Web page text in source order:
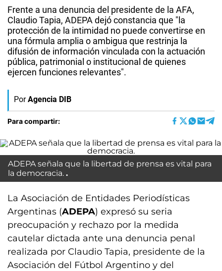
Frente a una denuncia del presidente de la AFA,
Claudio Tapia, ADEPA dejó constancia que "la
protección de la intimidad no puede convertirse en
una fórmula amplia o ambigua que restrinja la
difusión de información vinculada con la actuación
pública, patrimonial o institucional de quienes
ejercen funciones relevantes".
Por Agencia DIB
Para compartir:
ADEPA señala que la libertad de prensa es vital para
la democracia.
La Asociación de Entidades Periodísticas
Argentinas (ADEPA) expresó su seria
preocupación y rechazo por la medida
cautelar dictada ante una denuncia penal
realizada por Claudio Tapia, presidente de la
Asociación del Fútbol Argentino y del